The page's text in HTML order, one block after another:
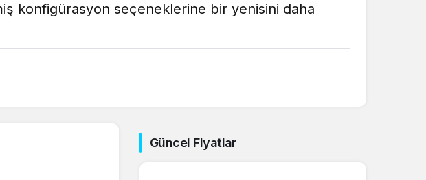
konfigürasyon seçeneklerine bir yenisini daha
Güncel Fiyatlar